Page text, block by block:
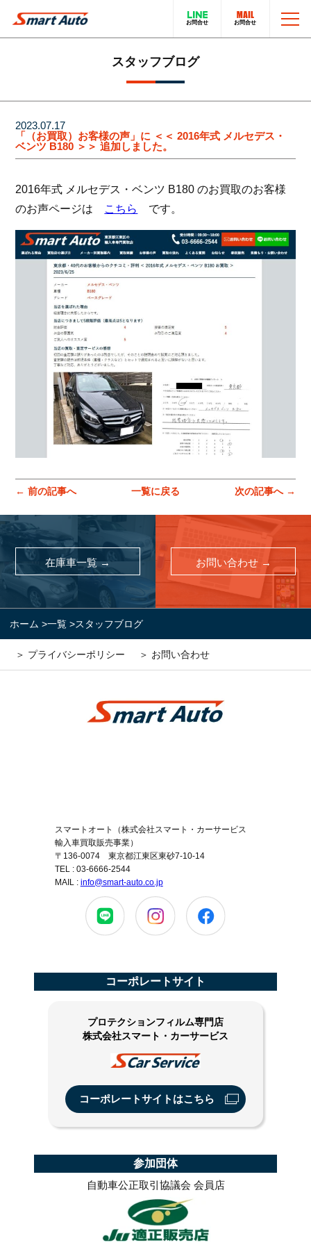
スタッフブログ
2023.07.17
「（お買取）お客様の声」に ＜＜ 2016年式 メルセデス・
ベンツ B180 ＞＞ 追加しました。
2016年式 メルセデス・ベンツ B180 のお買取のお客様
のお声ページは こちら です。
← 前の記事へ 一覧に戻る 次の記事へ →
在庫車一覧 → お問い合わせ →
ホーム >一覧 >スタッフブログ
＞ プライバシーポリシー ＞ お問い合わせ
スマートオート（株式会社スマート・カーサービス
輸入車買取販売事業）
〒136-0074 東京都江東区東砂7-10-14
TEL : 03-6666-2544
MAIL : info@smart-auto.co.jp
コーポレートサイト
プロテクションフィルム専門店
株式会社スマート・カーサービス
コーポレートサイトはこちら
参加団体
自動車公正取引協議会 会員店
スマートオートのこと
輸入車販売サービス
トータルカーサービス
在庫車一覧
採用情報
お問い合わせ
スマートオート（株式会社スマート・カーサービス
輸入車買取販売事業）
〒136-0074 東京都江東区東砂7-10-14
コーポレートサイト
プロテクションフィルム専門店
株式会社スマート・カーサービス
コーポレートサイトはこちら
お問い合わせ
在庫車について
買取・下取りについて
LINEでのお問い合わせ
電話でのお問い合わせ
スマートオート（株式会社スマート・カーサービス
輸入車買取販売事業）
〒136-0074 東京都江東区東砂7-10-14
TEL : 03-6666-2544
MAIL :info@smart-auto.co.jp
コーポレートサイト
株式会社スマート・カーサービス
コーポレートサイトはこちら